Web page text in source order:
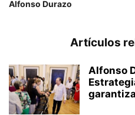
Alfonso Durazo
Artículos
Alfonso